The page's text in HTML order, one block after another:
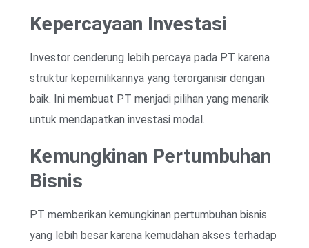
Kepercayaan Investasi
Investor cenderung lebih percaya pada PT karena
struktur kepemilikannya yang terorganisir dengan
baik. Ini membuat PT menjadi pilihan yang menarik
untuk mendapatkan investasi modal.
Kemungkinan Pertumbuhan
Bisnis
PT memberikan kemungkinan pertumbuhan bisnis
yang lebih besar karena kemudahan akses terhadap